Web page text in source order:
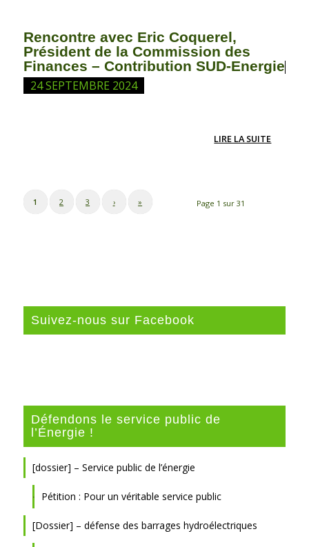
Rencontre avec Eric Coquerel,
Président de la Commission des
Finances – Contribution SUD-Energie
24 SEPTEMBRE 2024
LIRE LA SUITE
Page 1 sur 31
1 2 3 › »
Suivez-nous sur Facebook
Défendons le service public de
l’Énergie !
[dossier] – Service public de l’énergie
Pétition : Pour un véritable service public
[Dossier] – défense des barrages hydroélectriques